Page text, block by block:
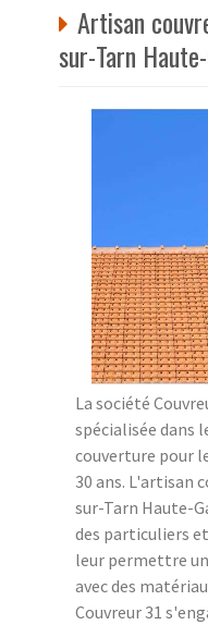
Artisan
sur-Tarn
La société
spécialisée dans
couverture pour
30 ans. L'artisan
sur-Tarn Haute-
des particuliers
leur permettre
avec des
Couvreur 31